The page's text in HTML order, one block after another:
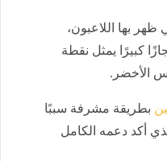
ظهر بها اللاعبون،
كبيرًا يمثل نقطة
الأخضر.
بطريقة مشرفة سببًا
أكد دعمه الكامل